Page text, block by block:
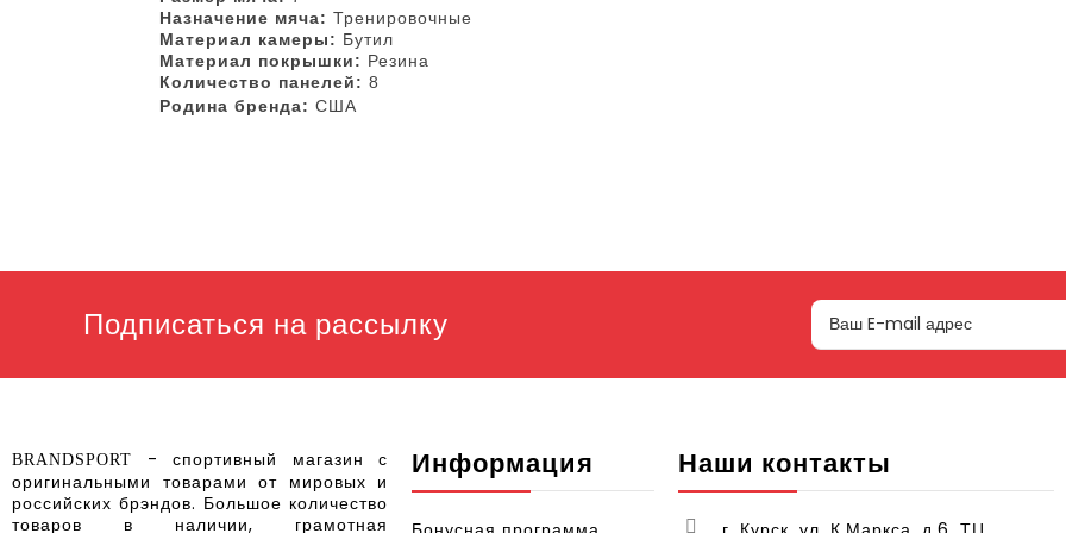
Назначение мяча: Тренировочные
Материал камеры: Бутил
Материал покрышки: Резина
Количество панелей: 8
Родина бренда: США
Подписаться на рассылку
BRANDSPORT
- спортивный магазин с
оригинальными товарами от мировых и
российских брэндов. Большое количество
товаров в наличии, грамотная
Информация Наши контакты